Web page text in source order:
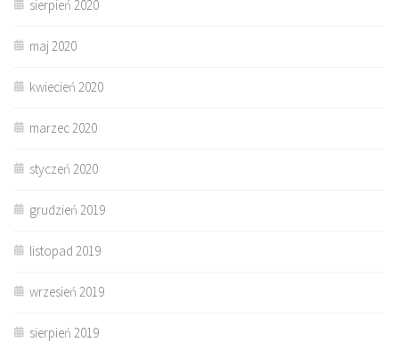
sierpień 2020
maj 2020
kwiecień 2020
marzec 2020
styczeń 2020
grudzień 2019
listopad 2019
wrzesień 2019
sierpień 2019